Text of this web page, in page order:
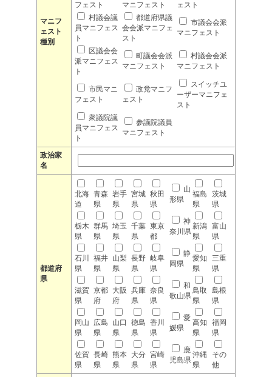
マニフ
ェスト
種別
フェスト
マニフェスト
ェスト
村議会議
員マニフェス
ト
都道府県議
会会派マニフェ
スト
市議会会派
マニフェスト
区議会会
派マニフェス
ト
町議会会派
マニフェスト
村議会会派
マニフェスト
市民マニ
フェスト
政党マニフ
ェスト
スイッチユ
ーザーマニフェ
スト
衆議院議
員マニフェス
ト
参議院議員
マニフェスト
政治家
名
都道府
県
北海
道
青森
県
岩手
県
宮城
県
秋田
県
山
形県
福島
県
茨城
県
栃木
県
群馬
県
埼玉
県
千葉
県
東京
都
神
奈川県
新潟
県
富山
県
石川
県
福井
県
山梨
県
長野
県
岐阜
県
静
岡県
愛知
県
三重
県
滋賀
県
京都
府
大阪
府
兵庫
県
奈良
県
和
歌山県
鳥取
県
島根
県
岡山
県
広島
県
山口
県
徳島
県
香川
県
愛
媛県
高知
県
福岡
県
佐賀
県
長崎
県
熊本
県
大分
県
宮崎
県
鹿
児島県
沖縄
県
その
他